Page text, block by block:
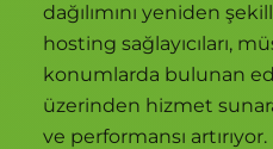
dağılımını yeniden
hosting sağlayıcıları,
konumlarda bulunan
üzerinden hizmet
ve performansı